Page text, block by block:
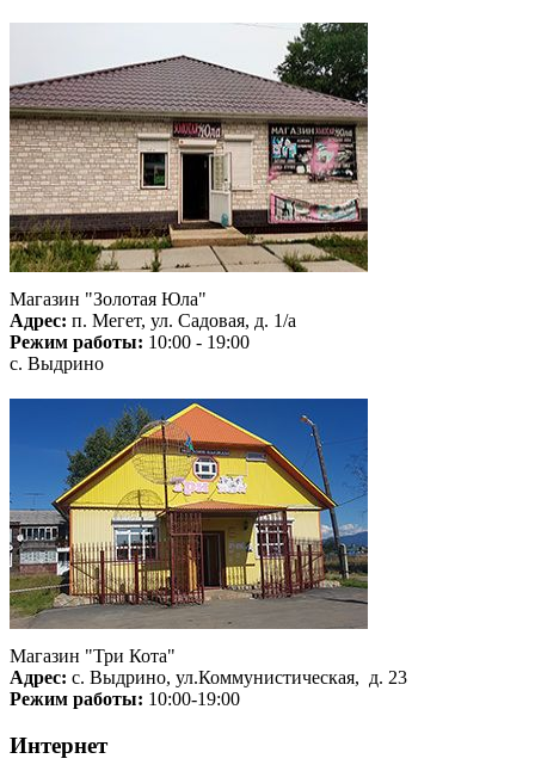
Магазин "Золотая Юла"
Адрес: п. Мегет, ул. Садовая, д. 1/а
Режим работы: 10:00 - 19:00
с. Выдрино
Магазин "Три Кота"
Адрес: с. Выдрино, ул.Коммунистическая, д. 23
Режим работы: 10:00-19:00
Интернет